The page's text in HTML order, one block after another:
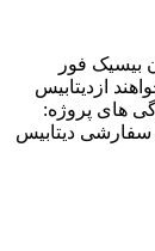
بیسیک فور
ازدیتابیس
های پروژه:
سفارشی دیتابیس